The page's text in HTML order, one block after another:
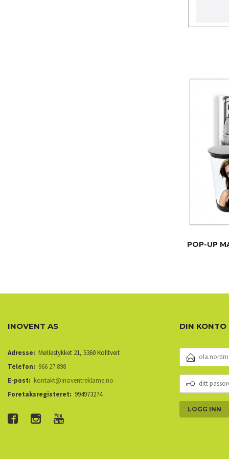
POP-UP
INOVENT AS
Adresse: Møllestykket 21, 5360 Kolltveit
Telefon: 966 27 898
E-post: kontakt@inoventreklame.no
Foretaksregisteret: 994973274
DIN KONTO
POSTADRESSE
PASSORD